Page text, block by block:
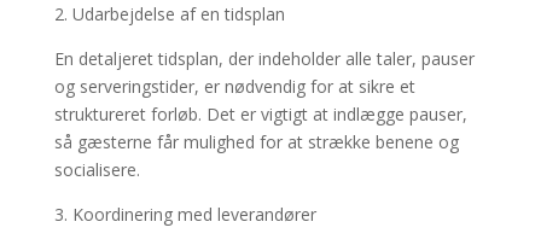
2. Udarbejdelse af en tidsplan
En detaljeret tidsplan, der indeholder alle taler, pauser
og serveringstider, er nødvendig for at sikre et
struktureret forløb. Det er vigtigt at indlægge pauser,
så gæsterne får mulighed for at strække benene og
socialisere.
3. Koordinering med leverandører